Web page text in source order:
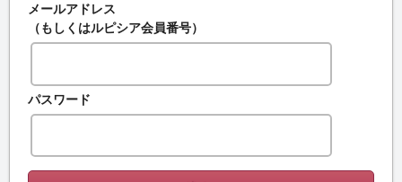
メールアドレス
（もしくはルピシア会員番号）
パスワード